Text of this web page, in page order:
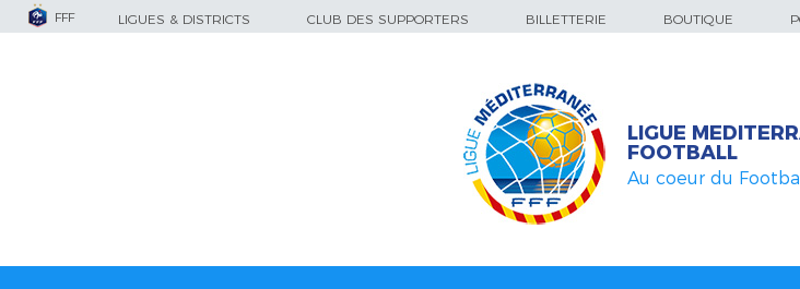
FFF LIGUES & DISTRICTS CLUB DES SUPPORTERS BILLETTERIE BOUTIQUE
LIGUE
FOOTBALL
Au coeur du